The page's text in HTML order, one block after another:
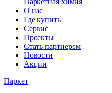
Паркетная химия
О нас
Где купить
Сервис
Проекты
Стать партнером
Новости
Акции
Паркет